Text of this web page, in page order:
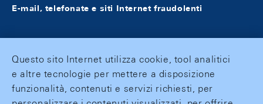
E-mail, telefonate e siti Internet fraudolenti
Questo sito Internet utilizza cookie, tool analitici
e altre tecnologie per mettere a disposizione
funzionalità, contenuti e servizi richiesti, per